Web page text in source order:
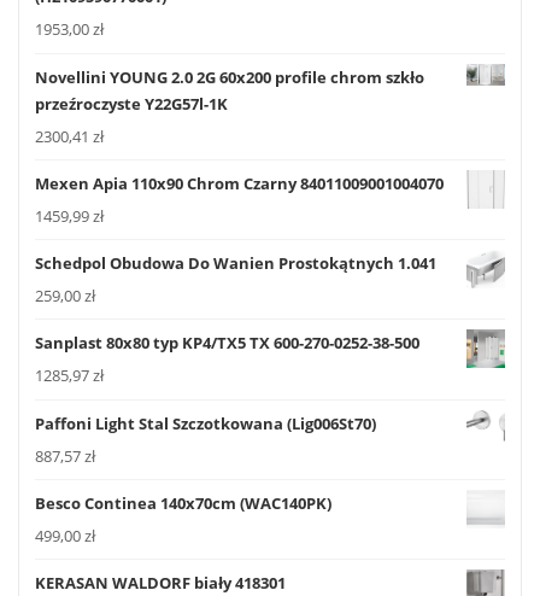
1953,00zł
Novellini YOUNG 2.0 2G 60x200 profile chrom szkło
przeźroczyste Y22G57l-1K
2300,41 zł
Mexen Apia 110x90 Chrom Czarny 84011009001004070
1459,99zł
Schedpol Obudowa Do Wanien Prostokątnych 1.041
259,00zł
Sanplast 80x80 typ KP4/TX5 TX 600-270-0252-38-500
1285,97zł
Paffoni Light Stal Szczotkowana (Lig006St70)
887,57zł
Besco Continea 140x70cm (WAC140PK)
499,00zł
KERASAN WALDORF biały 418301